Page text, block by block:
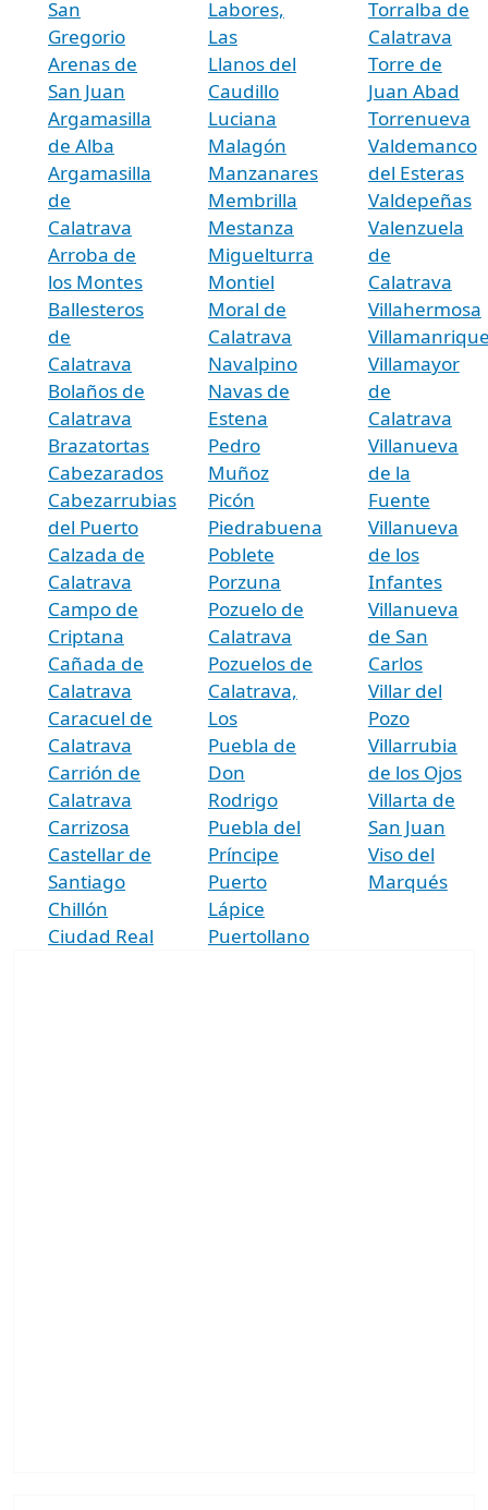
San
Gregorio
Arenas de
San Juan
Argamasilla
de Alba
Argamasilla
de
Calatrava
Arroba de
los Montes
Ballesteros
de
Calatrava
Bolaños de
Calatrava
Brazatortas
Cabezarados
Cabezarrubias
del Puerto
Calzada de
Calatrava
Campo de
Criptana
Cañada de
Calatrava
Caracuel de
Calatrava
Carrión de
Calatrava
Carrizosa
Castellar de
Santiago
Chillón
Ciudad Real
Labores,
Las
Llanos del
Caudillo
Luciana
Malagón
Manzanares
Membrilla
Mestanza
Miguelturra
Montiel
Moral de
Calatrava
Navalpino
Navas de
Estena
Pedro
Muñoz
Picón
Piedrabuena
Poblete
Porzuna
Pozuelo de
Calatrava
Pozuelos de
Calatrava,
Los
Puebla de
Don
Rodrigo
Puebla del
Príncipe
Puerto
Lápice
Puertollano
Torralba de
Calatrava
Torre de
Juan Abad
Torrenueva
Valdemanco
del Esteras
Valdepeñas
Valenzuela
de
Calatrava
Villahermosa
Villamayor
de
Calatrava
Villanueva
de la
Fuente
Villanueva
de los
Infantes
Villanueva
de San
Carlos
Villar del
Pozo
Villarrubia
de los Ojos
Villarta de
San Juan
Viso del
Marqués